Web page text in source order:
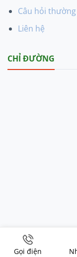
Câu hỏi
Liên hệ
CHỈ ĐƯỜNG
Gọi điện